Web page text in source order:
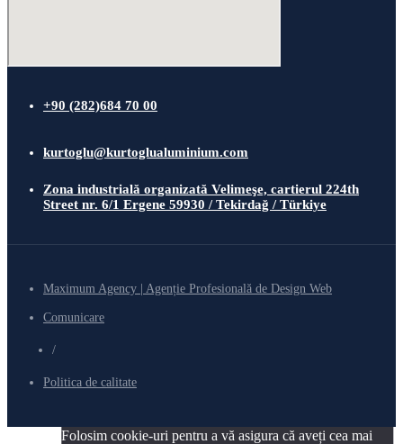
+90 (282)684 70 00
kurtoglu@kurtoglualuminium.com
Zona industrială organizată Velimeşe, cartierul 224th
Street nr. 6/1 Ergene 59930 / Tekirdağ / Türkiye
Maximum Agency | Agenție Profesională de Design Web
Comunicare
/
Politica de calitate
Folosim cookie-uri pentru a vă asigura că aveți cea mai